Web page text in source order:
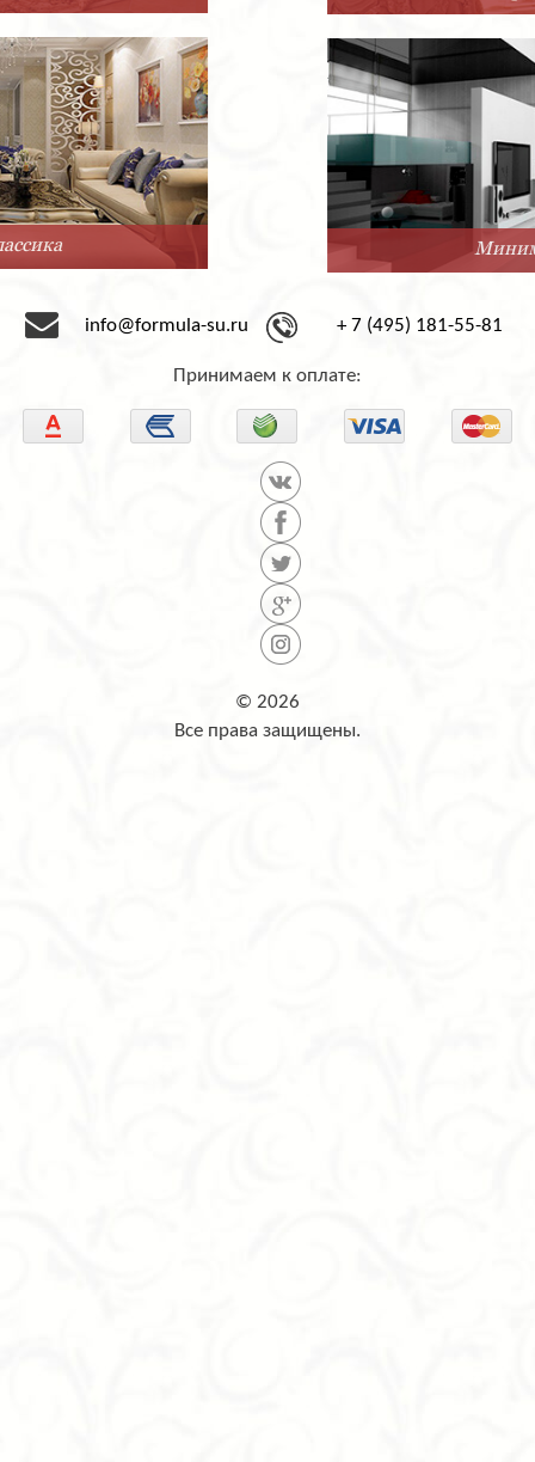
info@formula-su.ru + 7 (495) 181-55-81
Принимаем к оплате:
© 2026
Все права защищены.